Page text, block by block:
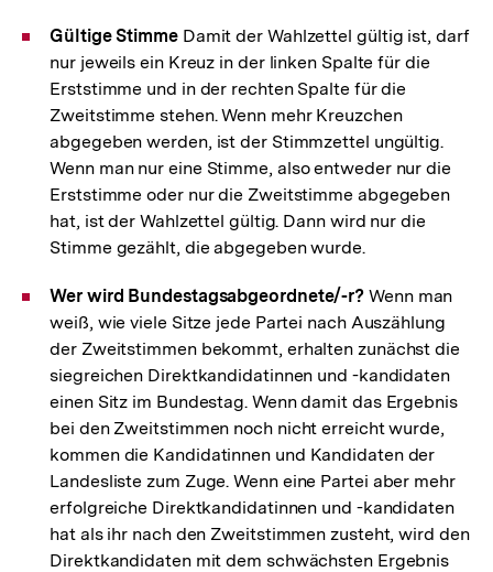
Gültige Stimme Damit der Wahlzettel gültig ist, darf
nur jeweils ein Kreuz in der linken Spalte für die
Erststimme und in der rechten Spalte für die
Zweitstimme stehen. Wenn mehr Kreuzchen
abgegeben werden, ist der Stimmzettel ungültig.
Wenn man nur eine Stimme, also entweder nur die
Erststimme oder nur die Zweitstimme abgegeben
hat, ist der Wahlzettel gültig. Dann wird nur die
Stimme gezählt, die abgegeben wurde.
Wer wird Bundestagsabgeordnete/-r? Wenn man
weiß, wie viele Sitze jede Partei nach Auszählung
der Zweitstimmen bekommt, erhalten zunächst die
siegreichen Direktkandidatinnen und -kandidaten
einen Sitz im Bundestag. Wenn damit das Ergebnis
bei den Zweitstimmen noch nicht erreicht wurde,
kommen die Kandidatinnen und Kandidaten der
Landesliste zum Zuge. Wenn eine Partei aber mehr
erfolgreiche Direktkandidatinnen und -kandidaten
hat als ihr nach den Zweitstimmen zusteht, wird den
Direktkandidaten mit dem schwächsten Ergebnis